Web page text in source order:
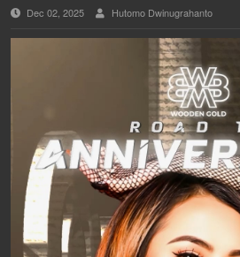
Dec 02, 2025 Hutomo Dwinugrahanto